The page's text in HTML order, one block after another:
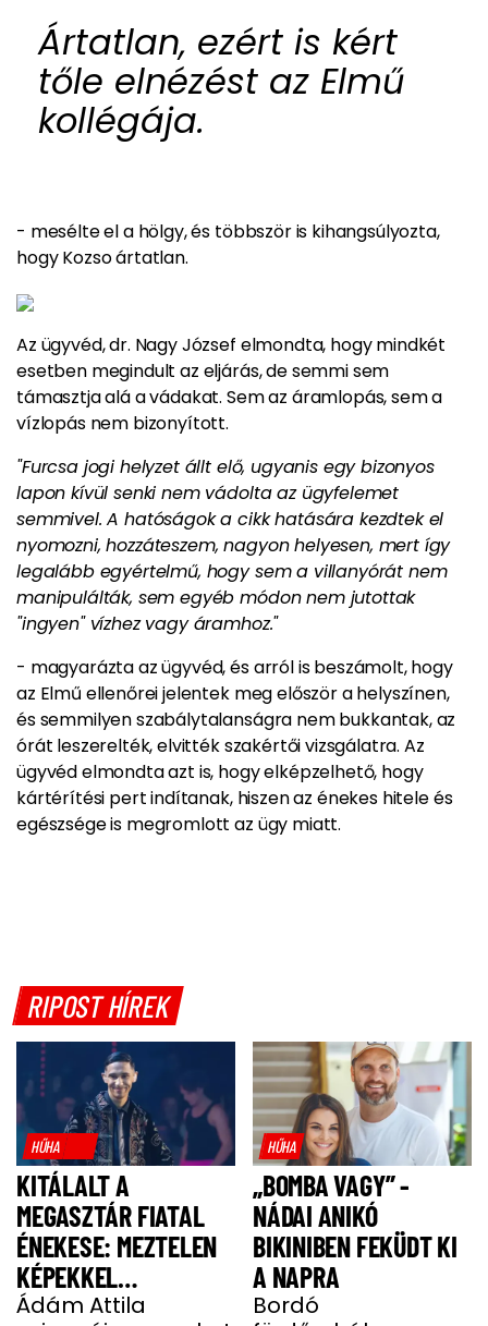
Ártatlan, ezért is kért
tőle elnézést az Elmű
kollégája.
- mesélte el a hölgy, és többször is kihangsúlyozta,
hogy Kozso ártatlan.
Az ügyvéd, dr. Nagy József elmondta, hogy mindkét
esetben megindult az eljárás, de semmi sem
támasztja alá a vádakat. Sem az áramlopás, sem a
vízlopás nem bizonyított.
"Furcsa jogi helyzet állt elő, ugyanis egy bizonyos
lapon kívül senki nem vádolta az ügyfelemet
semmivel. A hatóságok a cikk hatására kezdtek el
nyomozni, hozzáteszem, nagyon helyesen, mert így
legalább egyértelmű, hogy sem a villanyórát nem
manipulálták, sem egyéb módon nem jutottak
"ingyen" vízhez vagy áramhoz."
- magyarázta az ügyvéd, és arról is beszámolt, hogy
az Elmű ellenőrei jelentek meg először a helyszínen,
és semmilyen szabálytalanságra nem bukkantak, az
órát leszerelték, elvitték szakértői vizsgálatra. Az
ügyvéd elmondta azt is, hogy elképzelhető, hogy
kártérítési pert indítanak, hiszen az énekes hitele és
egészsége is megromlott az ügy miatt.
RIPOST HÍREK
HŰHA
KITÁLALT A
MEGASZTÁR FIATAL
ÉNEKESE: MEZTELEN
KÉPEKKEL
HALMOZZÁK EL A
Ádám Attila
HŰHA
„BOMBA VAGY” -
NÁDAI ANIKÓ
BIKINIBEN FEKÜDT KI
A NAPRA
Bordó